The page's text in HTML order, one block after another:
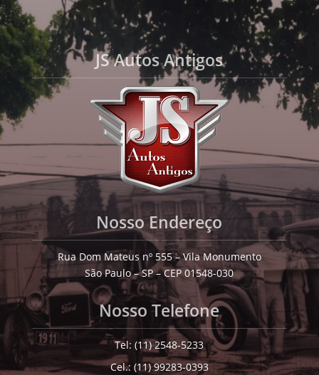
JS Autos Antigos
Nosso Endereço
Rua Dom Mateus nº 555 – Vila Monumento
São Paulo – SP – CEP 01548-030
Nosso Telefone
Tel: (11) 2548-5233
Cel.: (11) 99283-0393